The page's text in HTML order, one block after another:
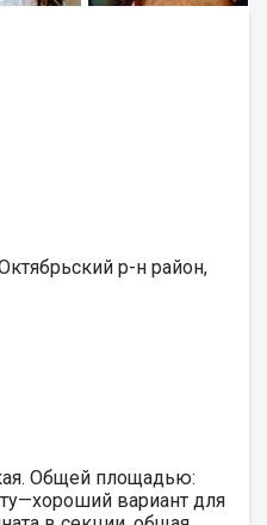
р-н район,
Общей площадью:
вариант для